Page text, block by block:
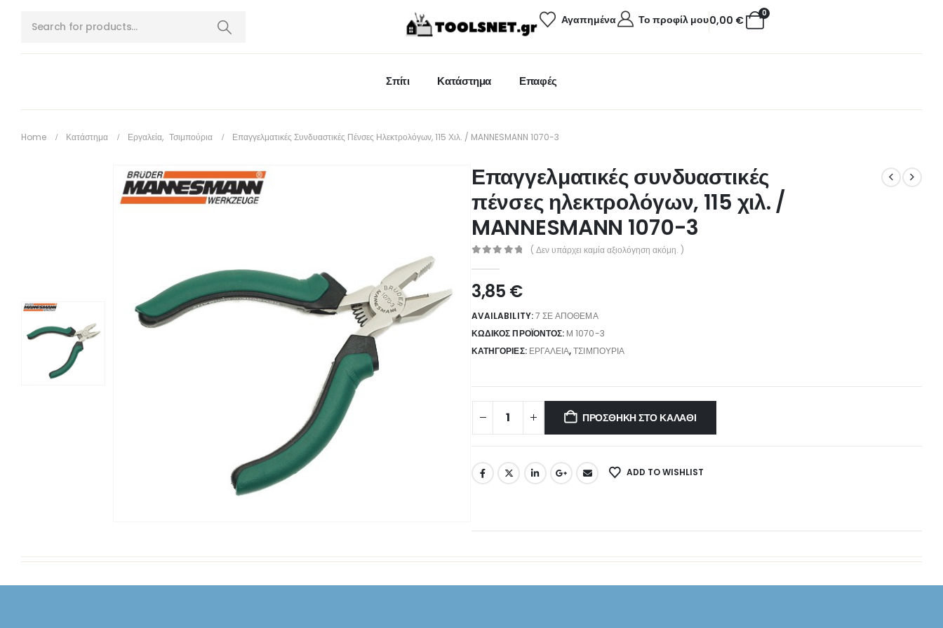
Αγαπημένα Το προφίλ μου 0
0,00 €
Σπίτι Κατάστημα Επαφές
Home Κατάστημα Εργαλεία, Τσιμπούρια Επαγγελματικές Συνδυαστικές Πένσες Ηλεκτρολόγων, 115 Χιλ. / MANNESMANN 1070-3
Επαγγελματικές συνδυαστικές
πένσες ηλεκτρολόγων, 115 χιλ. /
MANNESMANN 1070-3
( Δεν υπάρχει καμία αξιολόγηση ακόμη. )
3,85 €
AVAILABILITY:7 ΣΕ ΑΠΌΘΕΜΑ
ΚΩΔΙΚΌΣ ΠΡΟΪΌΝΤΟΣ: M 1070-3
ΚΑΤΗΓΟΡΊΕΣ: ΕΡΓΑΛΕΊΑ,ΤΣΙΜΠΟΎΡΙΑ
ΠΡΟΣΘΉΚΗ ΣΤΟ ΚΑΛΆΘΙ
ADD TO WISHLIST